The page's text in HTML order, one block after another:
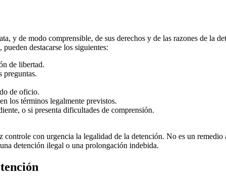
y de modo comprensible, de sus derechos y de las razones de la
destacarse los siguientes:
de libertad.
preguntas.
de oficio.
los términos legalmente previstos.
o si presenta dificultades de comprensión.
controle con urgencia la legalidad de la detención. No es un
detención ilegal o una prolongación indebida.